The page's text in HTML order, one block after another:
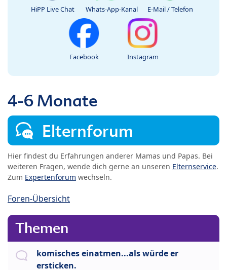
HiPP Live Chat Whats-App-Kanal E-Mail / Telefon
Facebook Instagram
4-6 Monate
Elternforum
Hier findest du Erfahrungen anderer Mamas und Papas. Bei
weiteren Fragen, wende dich gerne an unseren Elternservice.
Zum Expertenforum wechseln.
Foren-Übersicht
Themen
komisches einatmen...als würde er
ersticken.